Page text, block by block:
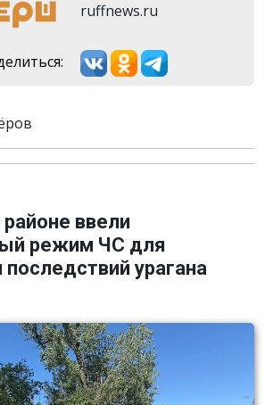
ruffnews.ru
ввели
режим ЧС для
урагана